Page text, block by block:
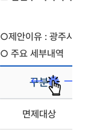
○제안이유 : 광주시 저
○ 주요 세부내역
구분
면제대상